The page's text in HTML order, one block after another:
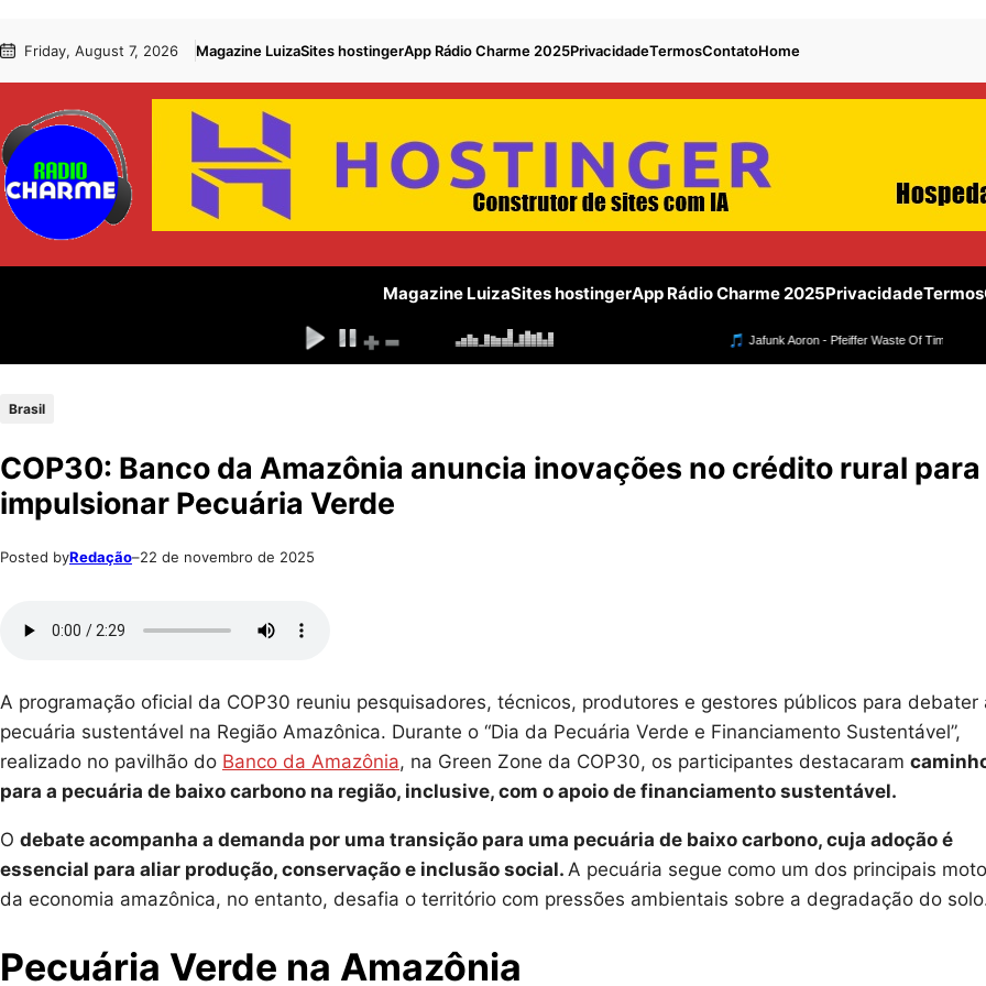
para
conteúdo
to Friday, August 7, 2026 Magazine LuizaSites hostingerApp Rádio Charme 2025PrivacidadeTermosContatoHome
Magazine LuizaSites hostingerApp Rádio Charme 2025PrivacidadeTermos
Brasil
COP30: Banco da Amazônia anuncia inovações no crédito rural para
impulsionar Pecuária Verde
Posted byRedação–22 de novembro de 2025
A programação oficial da COP30 reuniu pesquisadores, técnicos, produtores e gestores públicos para debater
pecuária sustentável na Região Amazônica. Durante o “Dia da Pecuária Verde e Financiamento Sustentável”,
realizado no pavilhão do Banco da Amazônia, na Green Zone da COP30, os participantes destacaram
para a pecuária de baixo carbono na região, inclusive, com o apoio de financiamento sustentável.
O debate acompanha a demanda por uma transição para uma pecuária de baixo carbono, cuja adoção é
essencial para aliar produção, conservação e inclusão social. A pecuária segue como um dos principais
da economia amazônica, no entanto, desafia o território com pressões ambientais sobre a degradação do
Pecuária Verde na Amazônia